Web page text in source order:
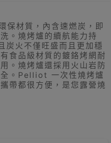
材質，內含速燃炭，即
。燒烤爐的續航能力持
火不僅旺盛而且更加穩
食品級材質的鍍鉻烤網耐
。燒烤爐還採用火山岩防
。Pelliot 一次性燒烤爐
帶都很方便，是您露營燒